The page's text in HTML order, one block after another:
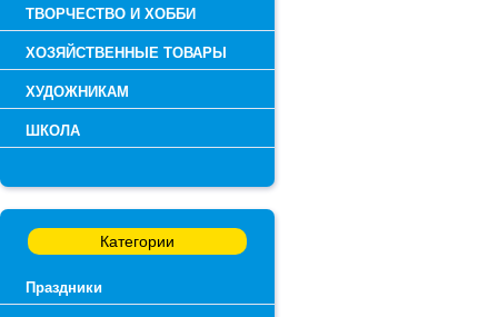
ТВОРЧЕСТВО И ХОББИ
ХОЗЯЙСТВЕННЫЕ ТОВАРЫ
ХУДОЖНИКАМ
ШКОЛА
Категории
Праздники